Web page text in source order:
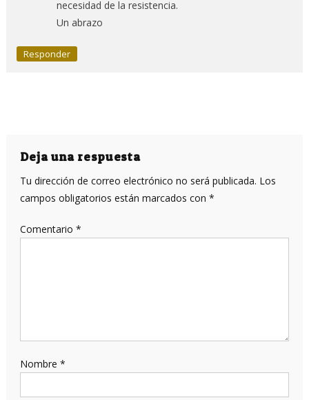
necesidad de la resistencia.
Un abrazo
Responder
Deja una respuesta
Tu dirección de correo electrónico no será publicada. Los
campos obligatorios están marcados con *
Comentario *
Nombre *